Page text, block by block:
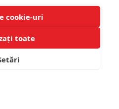
Termeni si conditii
cookie-uri
toate